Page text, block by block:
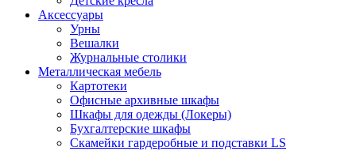
Аксессуары
Урны
Вешалки
Журнальные столики
Металлическая мебель
Картотеки
Офисные архивные шкафы
Шкафы для одежды (Локеры)
Бухгалтерские шкафы
Скамейки гардеробные и подставки LS